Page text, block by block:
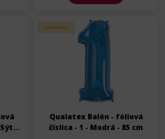
Skladom
Qualatex Balón - fóliová
číslica - 1 - Modrá - 85 cm